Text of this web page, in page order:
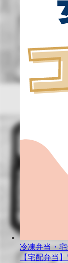
冷凍弁当・
【宅配弁当